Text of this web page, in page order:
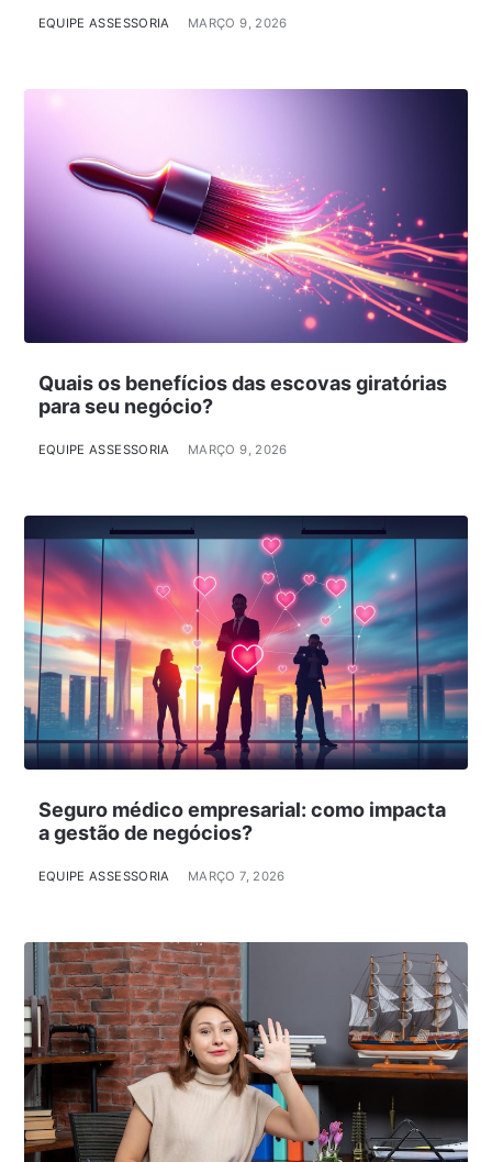
EQUIPE ASSESSORIA MARÇO 9, 2026
Quais os benefícios das escovas giratórias
para seu negócio?
EQUIPE ASSESSORIA MARÇO 9, 2026
Seguro médico empresarial: como impacta
a gestão de negócios?
EQUIPE ASSESSORIA MARÇO 7, 2026